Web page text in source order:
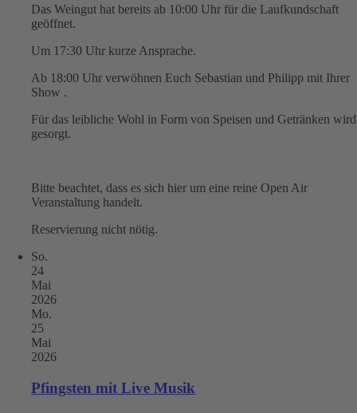
Das Weingut hat bereits ab 10:00 Uhr für die Laufkundschaft
geöffnet.
Um 17:30 Uhr kurze Ansprache.
Ab 18:00 Uhr verwöhnen Euch Sebastian und Philipp mit Ihrer
Show .
Für das leibliche Wohl in Form von Speisen und Getränken wird
gesorgt.
Bitte beachtet, dass es sich hier um eine reine Open Air
Veranstaltung handelt.
Reservierung nicht nötig.
So.
24
Mai
2026
Mo.
25
Mai
2026
Pfingsten mit Live Musik